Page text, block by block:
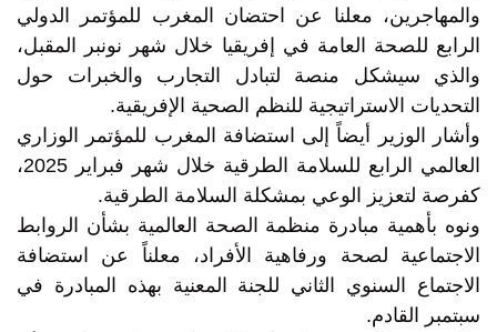
والمهاجرين، معلنا عن احتضان المغرب للمؤتمر الدولي
الرابع للصحة العامة في إفريقيا خلال شهر نونبر المقبل،
والذي سيشكل منصة لتبادل التجارب والخبرات حول
التحديات الاستراتيجية للنظم الصحية الإفريقية.
وأشار الوزير أيضاً إلى استضافة المغرب للمؤتمر الوزاري
العالمي الرابع للسلامة الطرقية خلال شهر فبراير 2025،
كفرصة لتعزيز الوعي بمشكلة السلامة الطرقية.
ونوه بأهمية مبادرة منظمة الصحة العالمية بشأن الروابط
الاجتماعية لصحة ورفاهية الأفراد، معلناً عن استضافة
الاجتماع السنوي الثاني للجنة المعنية بهذه المبادرة في
سبتمبر القادم.